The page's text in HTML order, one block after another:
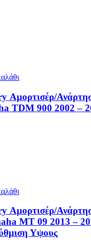
Αμορτισέρ/
TDM 900 2002 –
Αμορτισέρ/
MT 09 2013 –
Υψους